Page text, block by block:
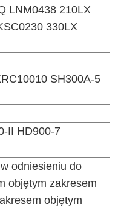
LNM0438 210LX
330LX
SH300A-5
II HD900-7
odniesieniu do
objętym zakresem
objętym